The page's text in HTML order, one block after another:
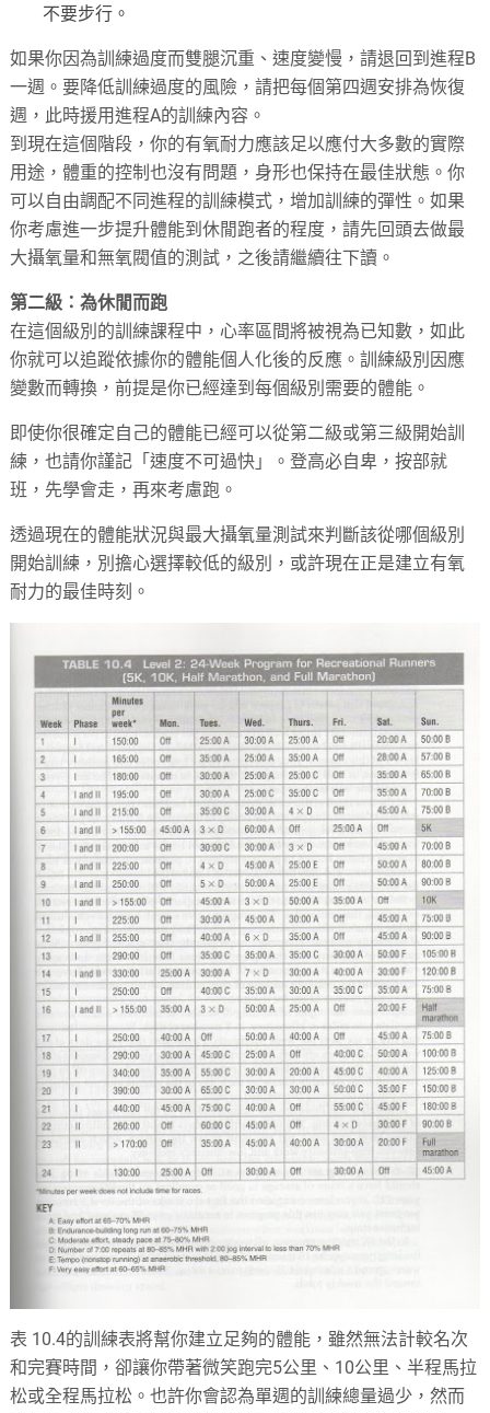
不要步行。
如果你因為訓練過度而雙腿沉重、速度變慢，請退回到進程B
一週。要降低訓練過度的風險，請把每個第四週安排為恢復
週，此時援用進程A的訓練內容。
到現在這個階段，你的有氧耐力應該足以應付大多數的實際
用途，體重的控制也沒有問題，身形也保持在最佳狀態。你
可以自由調配不同進程的訓練模式，增加訓練的彈性。如果
你考慮進一步提升體能到休閒跑者的程度，請先回頭去做最
大攝氧量和無氧閥值的測試，之後請繼續往下讀。
第二級：為休閒而跑
在這個級別的訓練課程中，心率區間將被視為已知數，如此
你就可以追蹤依據你的體能個人化後的反應。訓練級別因應
變數而轉換，前提是你已經達到每個級別需要的體能。
即使你很確定自己的體能已經可以從第二級或第三級開始訓
練，也請你謹記「速度不可過快」。登高必自卑，按部就
班，先學會走，再來考慮跑。
透過現在的體能狀況與最大攝氧量測試來判斷該從哪個級別
開始訓練，別擔心選擇較低的級別，或許現在正是建立有氧
耐力的最佳時刻。
表 10.4的訓練表將幫你建立足夠的體能，雖然無法計較名次
和完賽時間，卻讓你帶著微笑跑完5公里、10公里、半程馬拉
松或全程馬拉松。也許你會認為單週的訓練總量過少，然而